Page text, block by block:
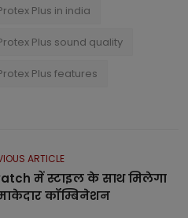
Plus in india
Plus sound quality
Plus features
ARTICLE
में स्टाइल के साथ मिलेगा
कॉम्बिनेशन